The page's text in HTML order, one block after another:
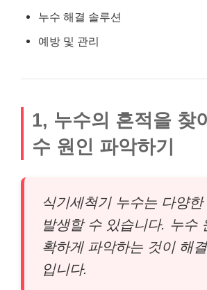
누수 해결 솔루션
예방 및 관리
1, 누수의 흔적을 찾
수 원인 파악하기
식기세척기 누수는 다양
발생할 수 있습니다. 누수
확하게 파악하는 것이 해
입니다.